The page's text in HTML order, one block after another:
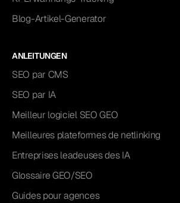
Blog-Artikel-Generator
ANLEITUNGEN
SEO par CMS
SEO par IA
Meilleur logiciel SEO GEO
Meilleures plateformes de netlinking
Entreprises leadeuses des IA
Glossaire GEO/SEO
Guides pour agences